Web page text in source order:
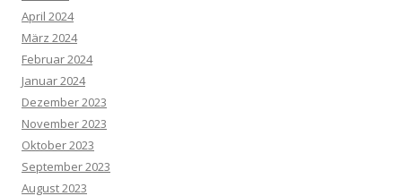
April 2024
März 2024
Februar 2024
Januar 2024
Dezember 2023
November 2023
Oktober 2023
September 2023
August 2023